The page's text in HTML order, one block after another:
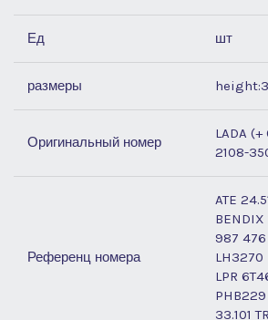
Ед шт
размеры
Оригинальный номер
LADA
2108-
Референц номера
ATE
BENDIX
987 476
LH3270
LPR
33.101